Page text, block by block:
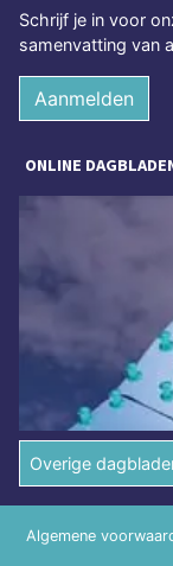
Schrijf je in voor
samenvatting van
Aanmelden
ONLINE
Overige
Algemene